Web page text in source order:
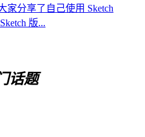
家分享了自己使用 Sketch
版...
话题